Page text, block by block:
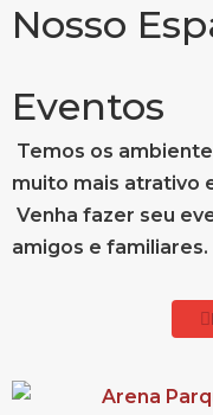
Nosso
Eventos
Temos os
muito mais atrativo
Venha fazer seu
amigos e familiares.